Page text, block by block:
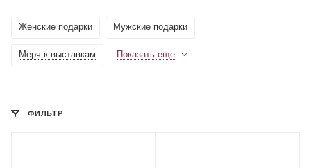
Женские подарки Мужские подарки
Мерч к выставкам Показать еще
ФИЛЬТР